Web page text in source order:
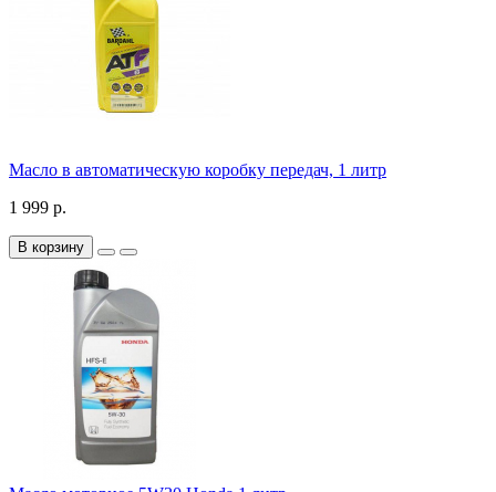
Масло в автоматическую коробку передач, 1 литр
1 999 р.
В корзину